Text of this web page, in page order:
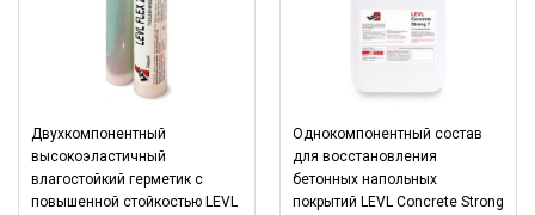
Двухкомпонентный
высокоэластичный
влагостойкий герметик с
повышенной стойкостью LEVL
Однокомпонентный состав
для восстановления
бетонных напольных
покрытий LEVL Сoncrete Strong